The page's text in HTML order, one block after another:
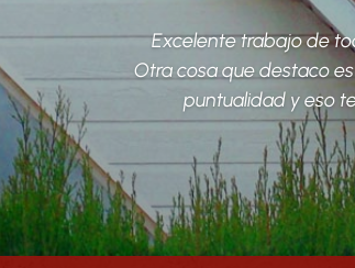
Excelente trabajo de
Otra cosa que destaco
puntualidad y eso